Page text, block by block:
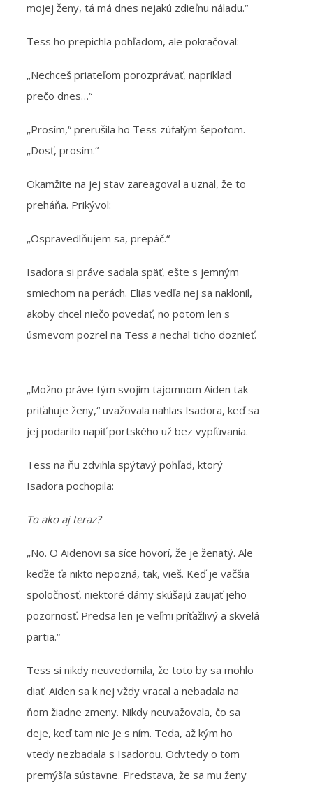
mojej ženy, tá má dnes nejakú zdieľnu náladu.“
Tess ho prepichla pohľadom, ale pokračoval:
„Nechceš priateľom porozprávať, napríklad
prečo dnes…“
„Prosím,“ prerušila ho Tess zúfalým šepotom.
„Dosť, prosím.“
Okamžite na jej stav zareagoval a uznal, že to
preháňa. Prikývol:
„Ospravedlňujem sa, prepáč.“
Isadora si práve sadala späť, ešte s jemným
smiechom na perách. Elias vedľa nej sa naklonil,
akoby chcel niečo povedať, no potom len s
úsmevom pozrel na Tess a nechal ticho doznieť.
„Možno práve tým svojím tajomnom Aiden tak
priťahuje ženy,“ uvažovala nahlas Isadora, keď sa
jej podarilo napiť portského už bez vypľúvania.
Tess na ňu zdvihla spýtavý pohľad, ktorý
Isadora pochopila:
To ako aj teraz?
„No. O Aidenovi sa síce hovorí, že je ženatý. Ale
keďže ťa nikto nepozná, tak, vieš. Keď je väčšia
spoločnosť, niektoré dámy skúšajú zaujať jeho
pozornosť. Predsa len je veľmi príťažlivý a skvelá
partia.“
Tess si nikdy neuvedomila, že toto by sa mohlo
diať. Aiden sa k nej vždy vracal a nebadala na
ňom žiadne zmeny. Nikdy neuvažovala, čo sa
deje, keď tam nie je s ním. Teda, až kým ho
vtedy nezbadala s Isadorou. Odvtedy o tom
premýšľa sústavne. Predstava, že sa mu ženy